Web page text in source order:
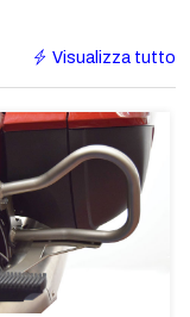
Visualizza tutto